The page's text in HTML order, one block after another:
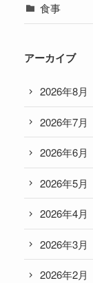
食事
アーカイブ
2026年8月
2026年7月
2026年6月
2026年5月
2026年4月
2026年3月
2026年2月